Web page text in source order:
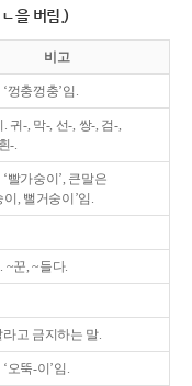
을 버림.)
비고
껑충껑충’임.
귀-, 막-, 선-, 쌍-, 검-,
-.
빨가숭이’, 큰말은
이, 뻘거숭이’임.
~꾼, ~들다.
고 금지하는 말.
오뚝-이’임.